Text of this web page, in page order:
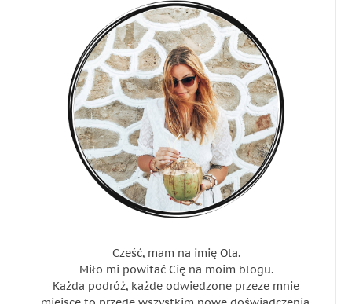
Cześć, mam na imię Ola.
Miło mi powitać Cię na moim blogu.
Każda podróż, każde odwiedzone przeze mnie